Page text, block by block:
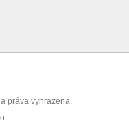
práva vyhrazena.